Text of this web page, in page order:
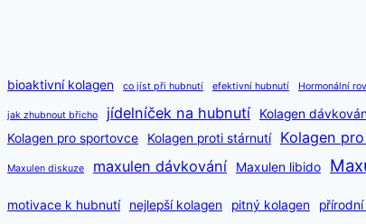
triky
štíhlý
vzhled
bioaktivní kolagen co jíst při hubnutí efektivní hubnutí Hormonální
jak zhubnout břicho jídelníček na hubnutí Kolagen
Kolagen pro sportovce
Kolagen proti stárnutí Kolagen
Maxulen diskuze maxulen dávkování Maxulen libido
motivace k hubnutí nejlepší kolagen pitný kolagen